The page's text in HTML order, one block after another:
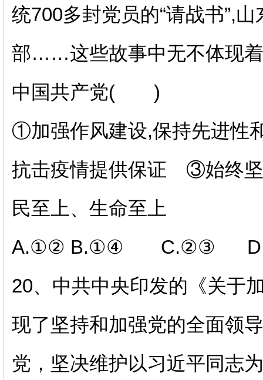
统700多封党员的“请战书”,
部……这些故事中无不体现
中国共产党( )
①加强作风建设,保持先进
抗击疫情提供保证 ③始终
民至上、生命至上
A.①② B.①④ C.②③
20、 中共中央印发的《关于
现了坚持和加强党的全面领
党，坚决维护以习近平同志